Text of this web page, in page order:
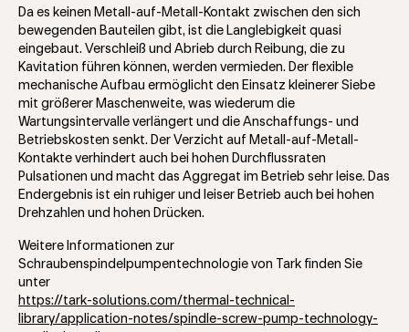
Da es keinen Metall-auf-Metall-Kontakt zwischen den sich
bewegenden Bauteilen gibt, ist die Langlebigkeit quasi
eingebaut. Verschleiß und Abrieb durch Reibung, die zu
Kavitation führen können, werden vermieden. Der flexible
mechanische Aufbau ermöglicht den Einsatz kleinerer Siebe
mit größerer Maschenweite, was wiederum die
Wartungsintervalle verlängert und die Anschaffungs- und
Betriebskosten senkt. Der Verzicht auf Metall-auf-Metall-
Kontakte verhindert auch bei hohen Durchflussraten
Pulsationen und macht das Aggregat im Betrieb sehr leise. Das
Endergebnis ist ein ruhiger und leiser Betrieb auch bei hohen
Drehzahlen und hohen Drücken.
Weitere Informationen zur
Schraubenspindelpumpentechnologie von Tark finden Sie
unter
https://tark-solutions.com/thermal-technical-
library/application-notes/spindle-screw-pump-technology-